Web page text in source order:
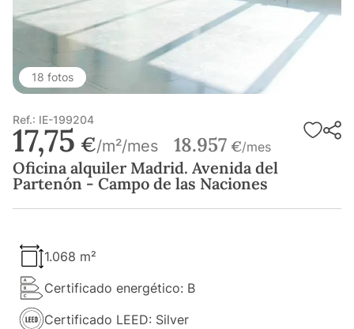
18 fotos
Ref.: IE-199204
17,75 €/m²/mes 18.957 €/mes
Oficina alquiler Madrid. Avenida del
Partenón - Campo de las Naciones
1.068 m²
Certificado energético: B
Certificado LEED: Silver